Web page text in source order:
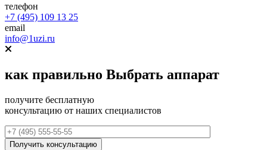
телефон
+7 (495) 109 13 25
email
info@1uzi.ru
как правильно Выбрать аппарат
получите бесплатную
консультацию от наших специалистов